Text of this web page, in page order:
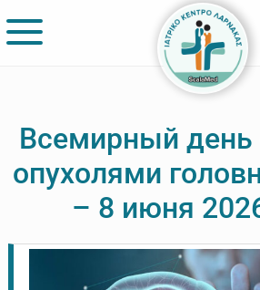
to
to
Всемирный
опухолями
– 8 июня